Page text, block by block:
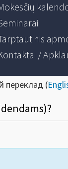
/
переклад (